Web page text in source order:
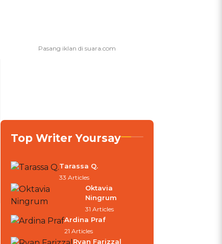
Top Writer Yoursay
Tarassa Q.
33 Articles
Oktavia
Ningrum
31 Articles
Ardina Praf
21 Articles
Ryan Farizzal